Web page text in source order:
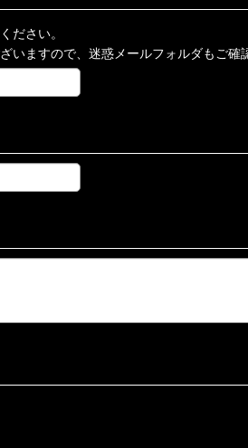
ださい。
ますので、迷惑メールフォルダもご確